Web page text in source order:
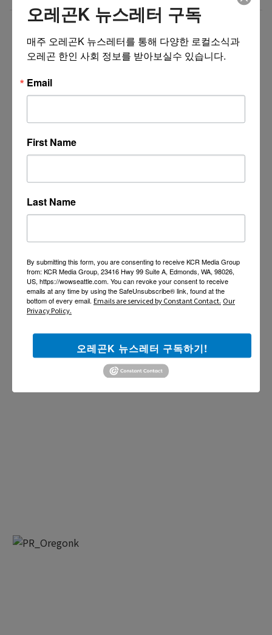
더보기 >>
오레곤K 뉴스레터 구독
매주 오레곤K 뉴스레터를 통해 다양한 로컬소식과
오레곤 한인 사회 정보를 받아보실수 있습니다.
Email
First Name
Last Name
By submitting this form, you are consenting to receive KCR Media Group
from: KCR Media Group, 23416 Hwy 99 Suite A, Edmonds, WA, 98026,
US, https://wowseattle.com. You can revoke your consent to receive
emails at any time by using the SafeUnsubscribe® link, found at the
bottom of every email. Emails are serviced by Constant Contact. Our
Privacy Policy.
오레곤K 뉴스레터 구독하기!